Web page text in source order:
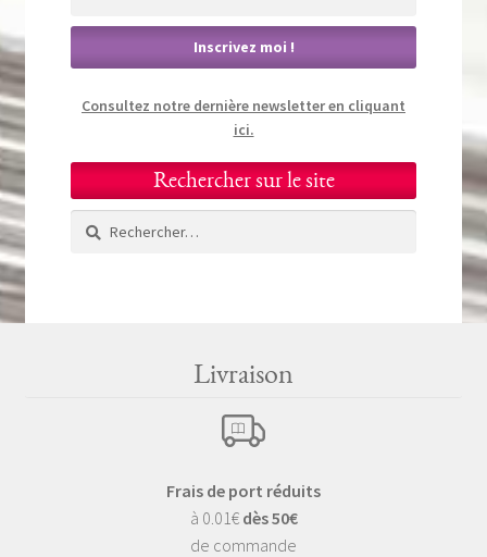
Consultez notre dernière newsletter en cliquant
ici.
Rechercher sur le site
Rechercher :
Livraison
Frais de port réduits
à 0.01€ dès 50€
de commande